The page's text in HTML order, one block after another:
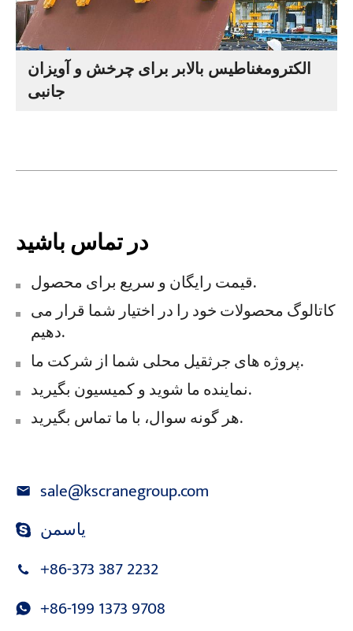
الکترومغناطیس بالابر برای چرخش و آویزان
جانبی
در تماس باشید
قیمت رایگان و سریع برای محصول.
کاتالوگ محصولات خود را در اختیار شما قرار می
دهیم.
پروژه های جرثقیل محلی شما از شرکت ما.
نماینده ما شوید و کمیسیون بگیرید.
هر گونه سوال، با ما تماس بگیرید.
sale@kscranegroup.com
یاسمن
+86-373 387 2232
+86-199 1373 9708